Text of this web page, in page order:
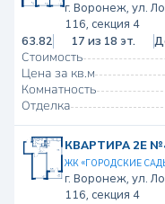
г. Воронеж, ул.
116, секция 4
63.82
17 из 18 эт.
Стоимость
Цена за кв.м
Комнатность
Отделка
КВАРТИРА 2Е
ЖК «ГОРОДСКИЕ
г. Воронеж, ул.
116, секция 4